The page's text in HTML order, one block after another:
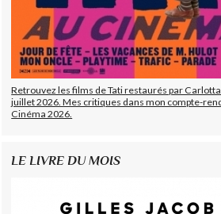
Retrouvez les films de Tati restaurés par
juillet 2026. Mes critiques dans mon compte-
Cinéma 2026.
LE LIVRE DU MOIS